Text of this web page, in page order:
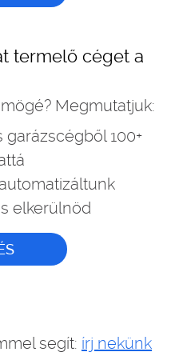
termelő céget a
Megmutatjuk:
100+
elkerülnöd
segít: írj nekünk